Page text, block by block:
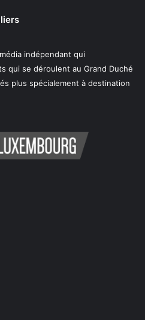
indépendant qui
qui se déroulent au Grand Duché
plus spécialement à destination